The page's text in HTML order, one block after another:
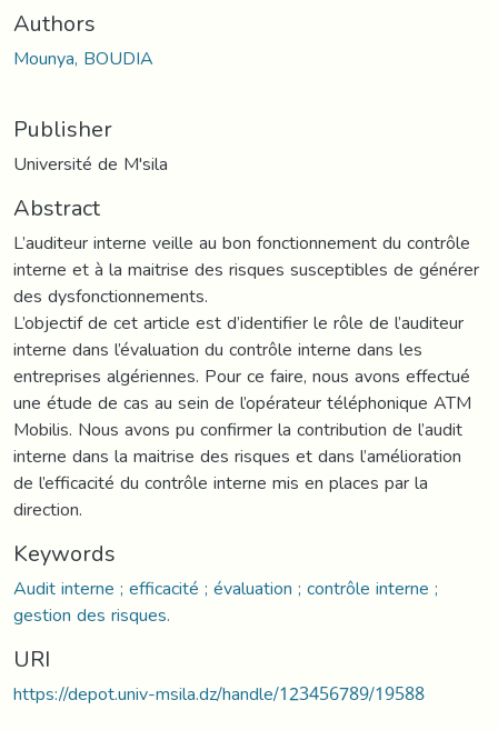
Authors
Mounya, BOUDIA
Publisher
Université de M'sila
Abstract
L’auditeur interne veille au bon fonctionnement du contrôle
interne et à la maitrise des risques susceptibles de générer
des dysfonctionnements.
L’objectif de cet article est d’identifier le rôle de l’auditeur
interne dans l’évaluation du contrôle interne dans les
entreprises algériennes. Pour ce faire, nous avons effectué
une étude de cas au sein de l’opérateur téléphonique ATM
Mobilis. Nous avons pu confirmer la contribution de l’audit
interne dans la maitrise des risques et dans l’amélioration
de l’efficacité du contrôle interne mis en places par la
direction.
Keywords
Audit interne ; efficacité ; évaluation ; contrôle interne ;
gestion des risques.
URI
https://depot.univ-msila.dz/handle/123456789/19588